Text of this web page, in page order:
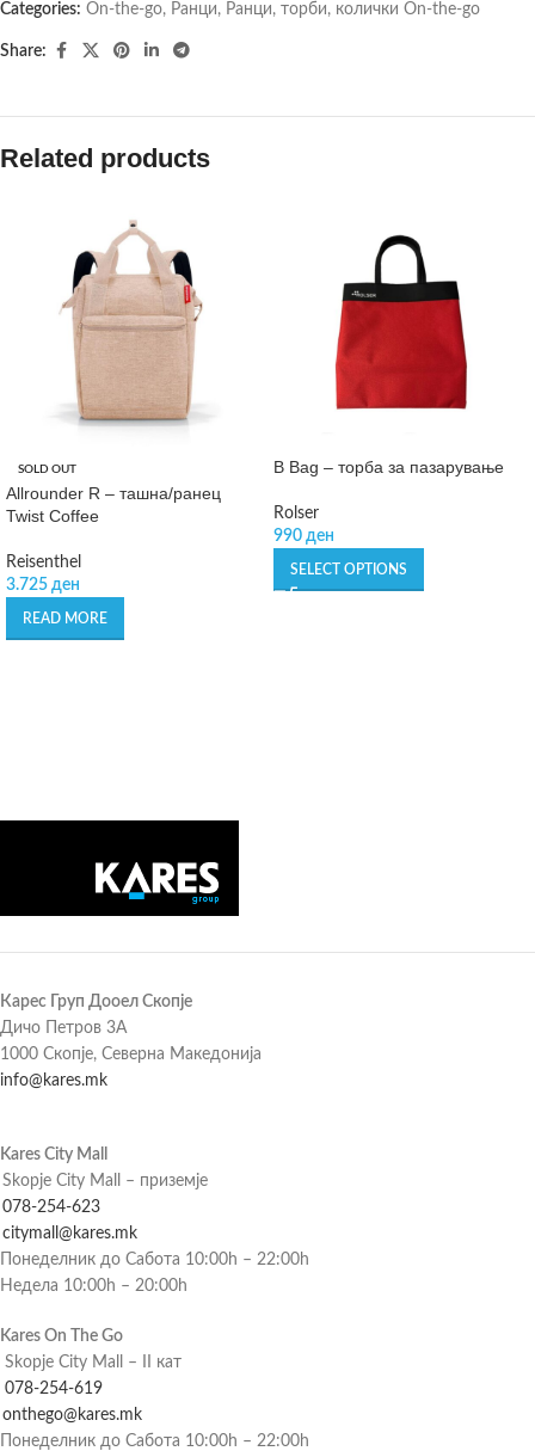
Categories: On-the-go, Ранци, Ранци, торби, колички On-the-go
Share:
Related products
SOLD OUT
Allrounder R – ташна/ранец
Twist Coffee
Reisenthel
3.725 ден
READ MORE
B Bag – торба за пазарување
Rolser
990 ден
SELECT OPTIONS
Карес Груп Дооел Скопје
Дичо Петров 3А
1000 Скопје, Северна Македонија
info@kares.mk
Kares City Mall
Skopje City Mall – приземје
078-254-623
citymall@kares.mk
Понеделник до Сабота 10:00h – 22:00h
Недела 10:00h – 20:00h
Kares On The Go
Skopje City Mall – II кат
078-254-619
onthego@kares.mk
Понеделник до Сабота 10:00h – 22:00h